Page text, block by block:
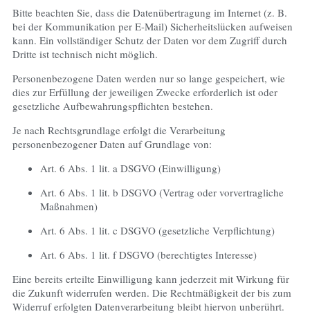
Bitte beachten Sie, dass die Datenübertragung im Internet (z. B.
bei der Kommunikation per E-Mail) Sicherheitslücken aufweisen
kann. Ein vollständiger Schutz der Daten vor dem Zugriff durch
Dritte ist technisch nicht möglich.
Personenbezogene Daten werden nur so lange gespeichert, wie
dies zur Erfüllung der jeweiligen Zwecke erforderlich ist oder
gesetzliche Aufbewahrungspflichten bestehen.
Je nach Rechtsgrundlage erfolgt die Verarbeitung
personenbezogener Daten auf Grundlage von:
Art. 6 Abs. 1 lit. a DSGVO (Einwilligung)
Art. 6 Abs. 1 lit. b DSGVO (Vertrag oder vorvertragliche
Maßnahmen)
Art. 6 Abs. 1 lit. c DSGVO (gesetzliche Verpflichtung)
Art. 6 Abs. 1 lit. f DSGVO (berechtigtes Interesse)
Eine bereits erteilte Einwilligung kann jederzeit mit Wirkung für
die Zukunft widerrufen werden. Die Rechtmäßigkeit der bis zum
Widerruf erfolgten Datenverarbeitung bleibt hiervon unberührt.